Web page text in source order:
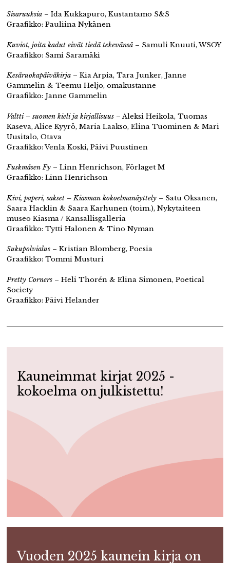
Sisaruuksia – Ida Kukkapuro, Kustantamo S&S
Graafikko: Pauliina Nykänen
Kuviot, joita kadut eivät tiedä tekevänsä – Samuli Knuuti, WSOY
Graafikko: Sami Saramäki
Kesäruokapäiväkirja – Kia Arpia, Tara Junker, Janne
Gammelin & Teemu Heljo, omakustanne
Graafikko: Janne Gammelin
Valtti – suomen kieli ja kirjallisuus – Aleksi Heikola, Tuomas
Kaseva, Alice Kyyrö, Maria Laakso, Elina Tuominen & Mari
Uusitalo, Otava
Graafikko: Venla Koski, Päivi Puustinen
Fuskmåsen Fy – Linn Henrichson, Förlaget M
Graafikko: Linn Henrichson
Kivi, paperi, sakset – Kiasman kokoelmanäyttely – Satu Oksanen,
Saara Hacklin & Saara Karhunen (toim.), Nykytaiteen
museo Kiasma / Kansallisgalleria
Graafikko: Tytti Halonen & Tino Nyman
Sukupolvialus – ​​Kristian Blomberg, Poesia
Graafikko: Tommi Musturi
Pretty Corners – Heli Thorén & Elina Simonen, Poetical
Society
Graafikko: Päivi Helander
Kauneimmat kirjat 2025 -
kokoelma on julkistettu!
Vuoden 2025 kaunein kirja on